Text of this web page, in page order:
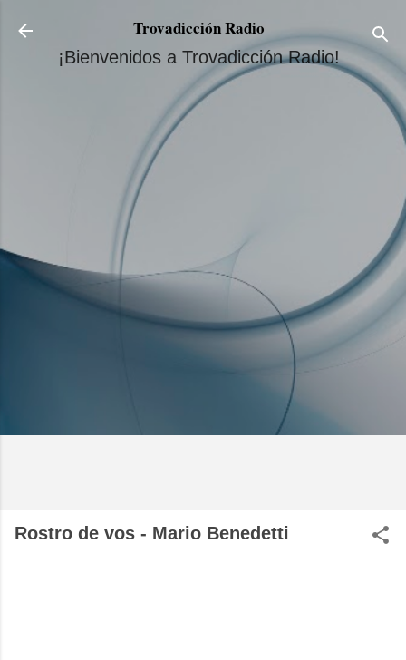
Ir al contenido principal
Trovadicción Radio
¡Bienvenidos a Trovadicción Radio!
Rostro de vos - Mario Benedetti